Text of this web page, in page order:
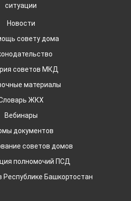
ситуации
Новости
совету дома
советов МКД
материалы
ЖКХ
Вебинары
документов
советов домов
полномочий ПСД
Республике Башкортостан